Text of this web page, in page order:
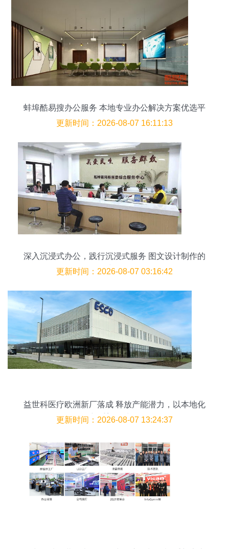
蚌埠酷易搜办公服务 本地专业办公解决方案优选平
台
更新时间：2026-08-07 16:11:13
深入沉浸式办公，践行沉浸式服务 图文设计制作的
力量
更新时间：2026-08-07 03:16:42
益世科医疗欧洲新厂落成 释放产能潜力，以本地化
创新重塑全球标杆
更新时间：2026-08-07 13:24:37